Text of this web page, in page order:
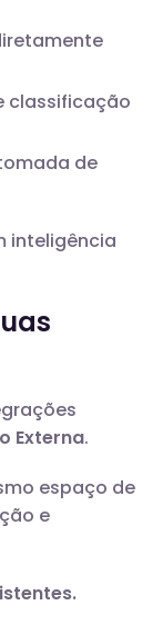
classificação
de
inteligência
Externa.
espaço de
e